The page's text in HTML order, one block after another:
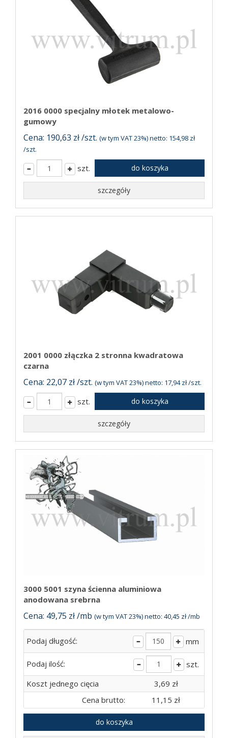
2016 0000 specjalny młotek metalowo-
gumowy
Cena: 190,63 zł /szt. (w tym VAT 23%) netto: 154,98 zł
/szt.
szt. do koszyka
szczegóły
2001 0000 złączka 2 stronna kwadratowa
czarna
Cena: 22,07 zł /szt. (w tym VAT 23%) netto: 17,94 zł /szt.
szt. do koszyka
szczegóły
3000 5001 szyna ścienna aluminiowa
anodowana srebrna
Cena: 49,75 zł /mb (w tym VAT 23%) netto: 40,45 zł /mb
Podaj długość: mm
Podaj ilość:
szt.
Koszt jednego cięcia
3,69 zł
Cena brutto:
11,15 zł
do koszyka